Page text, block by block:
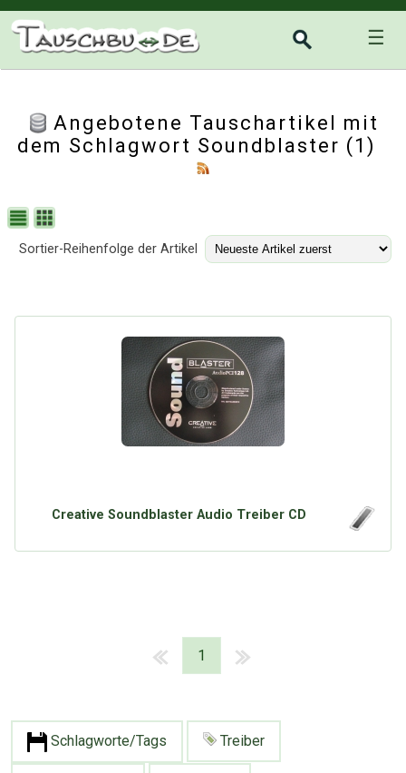
☰
Angebotene Tauschartikel mit
dem Schlagwort Soundblaster (1)
Sortier-Reihenfolge der Artikel
Creative Soundblaster Audio Treiber CD
1
Schlagworte/Tags Treiber